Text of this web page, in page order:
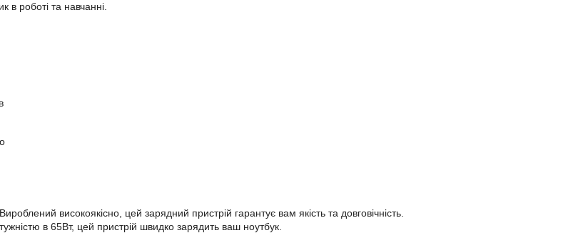
роботі та навчанні.
високоякісно, цей зарядний пристрій гарантує вам якість та довговічність.
в 65Вт, цей пристрій швидко зарядить ваш ноутбук.